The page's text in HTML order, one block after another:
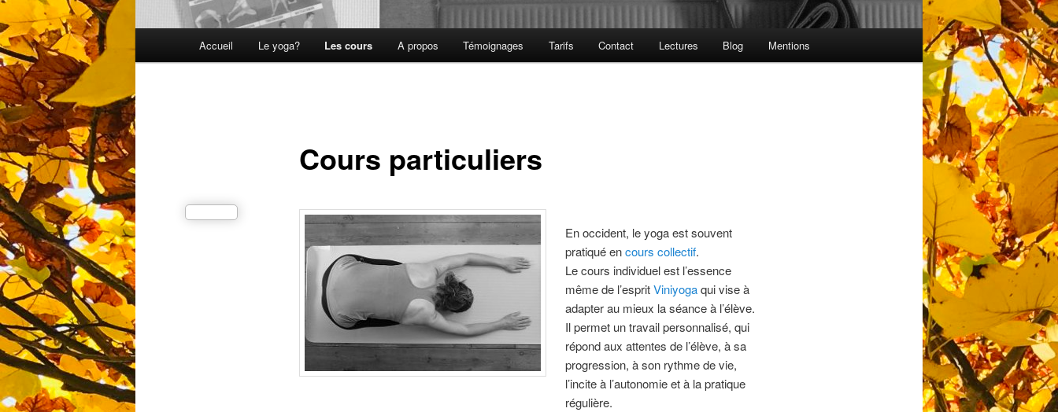
Accueil Le yoga? Les cours A propos Témoignages Tarifs Contact Lectures Blog Mentions
Cours particuliers
En occident, le yoga est souvent
pratiqué encours collectif.
Le cours individuel est l’essence
même de l’espritViniyogaqui vise à
adapter au mieux la séance à l’élève.
Il permet un travail personnalisé, qui
répond aux attentes de l’élève, à sa
progression, à son rythme de vie,
l’incite à l’autonomie et à la pratique
régulière.